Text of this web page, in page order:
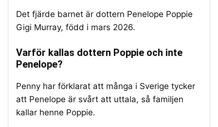
Det fjärde barnet är dottern Penelope Poppie
Gigi Murray, född i mars 2026.
Varför kallas dottern Poppie och inte
Penelope?
Penny har förklarat att många i Sverige tycker
att Penelope är svårt att uttala, så familjen
kallar henne Poppie.